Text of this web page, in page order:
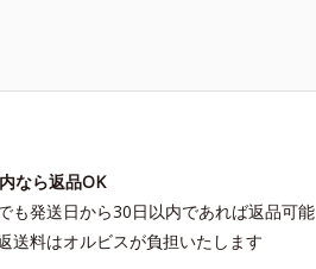
なら返品OK
も発送日から30日以内であれば返品可能
送料はオルビスが負担いたします